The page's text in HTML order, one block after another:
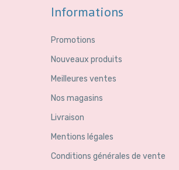
Informations
Promotions
Nouveaux produits
Meilleures ventes
Nos magasins
Livraison
Mentions légales
Conditions générales de vente